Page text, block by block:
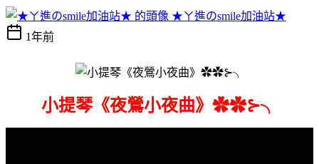
★ㄚ進のsmile加油站★
1年前
小提琴《夜鶯小夜曲》✿✿⊱╮